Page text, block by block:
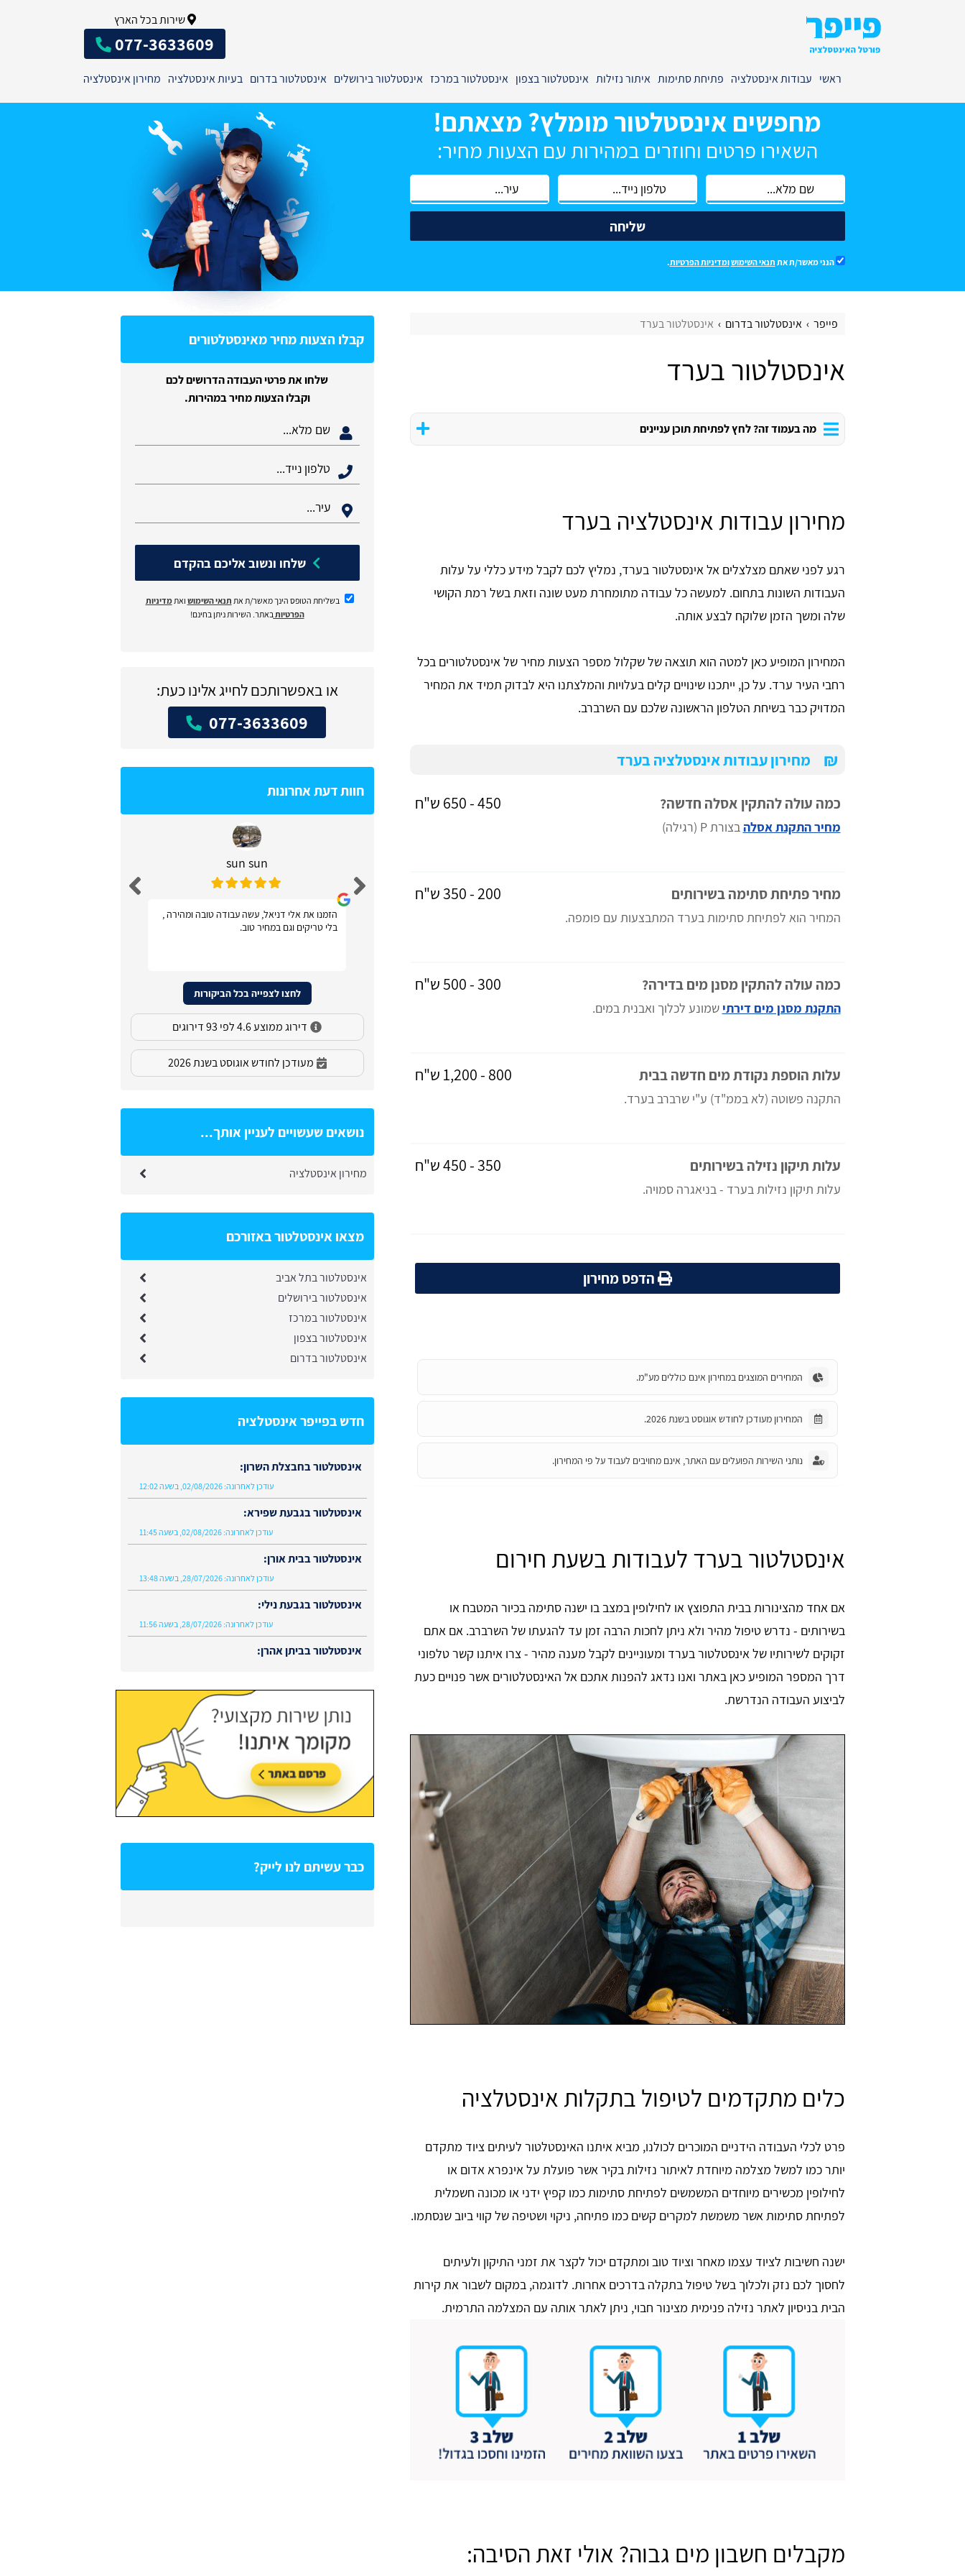
שירות בכל הארץ
077-3633609
ראשי עבודות אינסטלציה פתיחת סתימות איתור נזילות אינסטלטור בצפון אינסטלטור במרכז אינסטלטור בירושלים אינסטלטור בדרום בעיות אינסטלציה מחירון אינסטלציה
מחפשים אינסטלטור מומלץ? מצאתם!
השאירו פרטים וחוזרים במהירות עם הצעות מחיר:
שליחה
הנני מאשר/ת את תנאי השימושומדיניות הפרטיות.
פייפר אינסטלטור בדרום אינסטלטור בערד
אינסטלטור בערד
מה בעמוד זה? לחץ לפתיחת תוכן עניינים
מחירון עבודות אינסטלציה בערד
רגע לפני שאתם מצלצלים אל אינסטלטור בערד, נמליץ לכם לקבל מידע כללי על עלות
העבודות השונות בתחום. למעשה כל עבודה מתומחרת מעט שונה וזאת בשל רמת הקושי
שלה ומשך הזמן שלוקח לבצע אותה.
המחירון המופיע כאן למטה הוא תוצאה של שקלול מספר הצעות מחיר של אינסטלטורים בכל
רחבי העיר ערד. על כן, ייתכנו שינויים קלים בעלויות והמלצתנו היא לבדוק תמיד את המחיר
המדויק כבר בשיחת הטלפון הראשונה שלכם עם השרברב.
₪ מחירון עבודות אינסטלציה בערד
כמה עולה להתקין אסלה חדשה?
מחיר התקנת אסלהבצורת P (רגילה)
450 - 650 ש"ח
מחיר פתיחת סתימה בשירותים
המחיר הוא לפתיחת סתימות בערד המתבצעות עם פומפה.
200 - 350 ש"ח
כמה עולה להתקין מסנן מים בדירה?
התקנת מסנן מים דירתי שמונע לכלוך ואבנית במים.
300 - 500 ש"ח
עלות הוספת נקודת מים חדשה בבית
התקנה פשוטה (לא בממ"ד) ע"י שרברב בערד.
800 - 1,200 ש"ח
עלות תיקון נזילה בשירותים
עלות תיקון נזילות בערד - בניאגרה סמויה.
350 - 450 ש"ח
הדפס מחירון
המחירים המוצגים במחירון אינם כוללים מע"מ.
המחירון מעודכן לחודש אוגוסט בשנת 2026.
נותני השירות הפועלים עם האתר, אינם מחויבים לעבוד על פי המחירון.
אינסטלטור בערד לעבודות בשעת חירום
אם אחד מהצינורות בבית התפוצץ או לחילופין במצב בו ישנה סתימה בכיור המטבח או
בשירותים - נדרש טיפול מהיר ולא ניתן לחכות הרבה זמן עד להגעתו של השרברב. אם אתם
זקוקים לשירותיו של אינסטלטור בערד ומעוניינים לקבל מענה מהיר - צרו איתנו קשר טלפוני
דרך המספר המופיע כאן באתר ואנו נדאג להפנות אתכם אל האינסטלטורים אשר פנויים כעת
לביצוע העבודה הנדרשת.
כלים מתקדמים לטיפול בתקלות אינסטלציה
פרט לכלי העבודה הידניים המוכרים לכולנו, מביא איתנו האינסטלטור לעיתים ציוד מתקדם
יותר כמו למשל מצלמה מיוחדת לאיתור נזילות בקיר אשר פועלת על אינפרא אדום או
לחילופין מכשירים מיוחדים המשמשים לפתיחת סתימות כמו קפיץ ידני או מכונה חשמלית
לפתיחת סתימות אשר משמשת למקרים קשים כמו פתיחה, ניקוי ושטיפה של קווי ביוב שנסתמו.
ישנה חשיבות לציוד עצמו מאחר וציוד טוב ומתקדם יכול לקצר את זמני התיקון ולעיתים
לחסוך לכם נזק ולכלוך בשל טיפול בתקלה בדרכים אחרות. לדוגמה, במקום לשבור את קירות
הבית בניסיון לאתר נזילה פנימית מצינור חבוי, ניתן לאתר אותה עם המצלמה התרמית.
מקבלים חשבון מים גבוה? אולי זאת הסיבה:
קבלו הצעות מחיר מאינסטלטורים
שלחו את פרטי העבודה הדרושים לכם
וקבלו הצעות מחיר במהירות.
שלחו ונשוב אליכם בהקדם
בשליחת הטופס הינך מאשר/ת את תנאי השימוש ואתמדיניות
הפרטיותבאתר. השירות ניתן בחינם!
או באפשרותכם לחייג אלינו כעת:
077-3633609
חוות דעת אחרונות
sun sun
הזמנו את אלי דניאל, עשה עבודה טובה ומהירה ,
בלי טריקים וגם במחיר טוב.
לחצו לצפייה בכל הביקורות
דירוג ממוצע 4.6 לפי 93 דירוגים
מעודכן לחודש אוגוסט בשנת 2026
נושאים שעשויים לעניין אותך...
מחירון אינסטלציה
מצאו אינסטלטור באזורכם
אינסטלטור בתל אביב
אינסטלטור בירושלים
אינסטלטור במרכז
אינסטלטור בצפון
אינסטלטור בדרום
חדש בפייפר אינסטלציה
אינסטלטור בחבצלת השרון:
עודכן לאחרונה:02/08/2026, בשעה 12:02
אינסטלטור בגבעת שפירא:
עודכן לאחרונה:02/08/2026, בשעה 11:45
אינסטלטור בבית אורן:
עודכן לאחרונה:28/07/2026, בשעה 13:48
אינסטלטור בגבעת נילי:
עודכן לאחרונה:28/07/2026, בשעה 11:56
אינסטלטור בביתן אהרן:
כבר עשיתם לנו לייק?